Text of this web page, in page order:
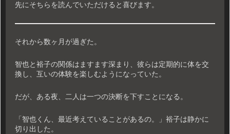
先にそちらを読んでいただけると喜びます。
それから数ヶ月が過ぎた。
智也と裕子の関係はますます深まり、彼らは定期的に体を交
換し、互いの体験を楽しむようになっていた。
だが、ある夜、二人は一つの決断を下すことになる。
「智也くん、最近考えていることがあるの。」裕子は静かに
切り出した。